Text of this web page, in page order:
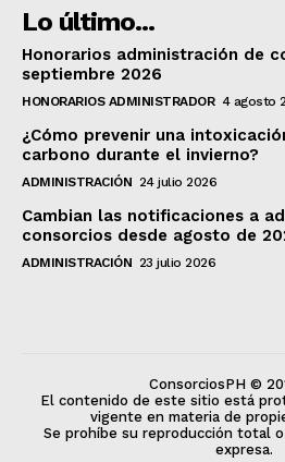
Lo último...
Honorarios administración de
septiembre 2026
HONORARIOS ADMINISTRADOR 4 agosto
¿Cómo prevenir una
carbono durante el invierno?
ADMINISTRACIÓN 24 julio 2026
Cambian las notificaciones a
consorcios desde agosto de
ADMINISTRACIÓN 23 julio 2026
ConsorciosPH ©
El contenido de este sitio está
vigente en materia de
Se prohíbe su reproducción total
expresa.